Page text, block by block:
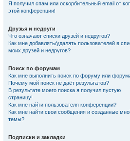
Я получил спам или оскорбительный email от
этой конференции!
Друзья и недруги
Что означают списки друзей и недругов?
Как мне добавлять/удалять пользователей в
моих друзей и недругов?
Поиск по форумам
Как мне выполнить поиск по форуму или
Почему мой поиск не даёт результатов?
В результате моего поиска я получил пустую
страницу!
Как мне найти пользователя конференции?
Как мне найти свои сообщения и созданные
темы?
Подписки и закладки